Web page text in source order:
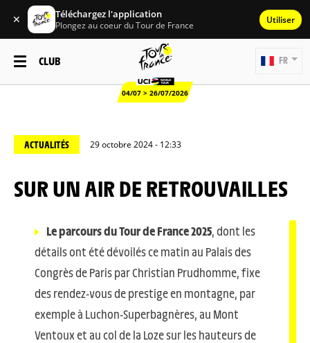
✕ Téléchargez l'application
Plongez au coeur du Tour de France Utiliser
CLUB
04/07 > 26/07/2026
FR
ACTUALITÉS 29 octobre 2024 - 12:33
SUR UN AIR DE RETROUVAILLES
Le parcours du Tour de France 2025, dont les
détails ont été dévoilés ce matin au Palais des
Congrès de Paris par Christian Prudhomme, fixe
des rendez-vous de prestige en montagne, par
exemple à Luchon-Superbagnères, au Mont
Ventoux et au col de la Loze sur les hauteurs de